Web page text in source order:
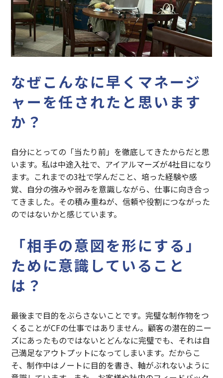
なぜこんなに早くマネージ
ャーを任されたと思います
か？
自分にとっての「当たり前」を徹底してきたからだと思
います。私は中途入社で、アイアルマーズが4社目になり
ます。これまでの3社で学んだこと、培った経験や感
覚、自分の強みや弱みを意識しながら、仕事に向き合っ
てきました。その積み重ねが、信頼や役割につながった
のではないかと感じています。
「相手の意図を形にする」
ために意識していること
は？
最後まで目的をぶらさないことです。完璧な制作物をつ
くることがCFの仕事ではありません。顧客の潜在的ニー
ズにあったものではないとどんなに完璧でも、それは自
己満足なアウトプットになってしまいます。だからこ
そ、制作中はノートに目的を書き、軸がぶれないように